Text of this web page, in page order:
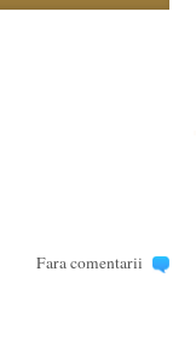
Fara comentarii